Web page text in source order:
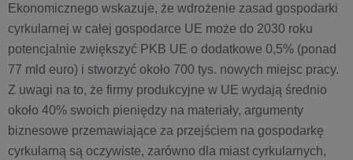
Ekonomicznego wskazuje, że wdrożenie zasad gospodarki
cyrkularnej w całej gospodarce UE może do 2030 roku
potencjalnie zwiększyć PKB UE o dodatkowe 0,5% (ponad
77 mld euro) i stworzyć około 700 tys. nowych miejsc pracy.
Z uwagi na to, że firmy produkcyjne w UE wydają średnio
około 40% swoich pieniędzy na materiały, argumenty
biznesowe przemawiające za przejściem na gospodarkę
cyrkularną są oczywiste, zarówno dla miast cyrkularnych,